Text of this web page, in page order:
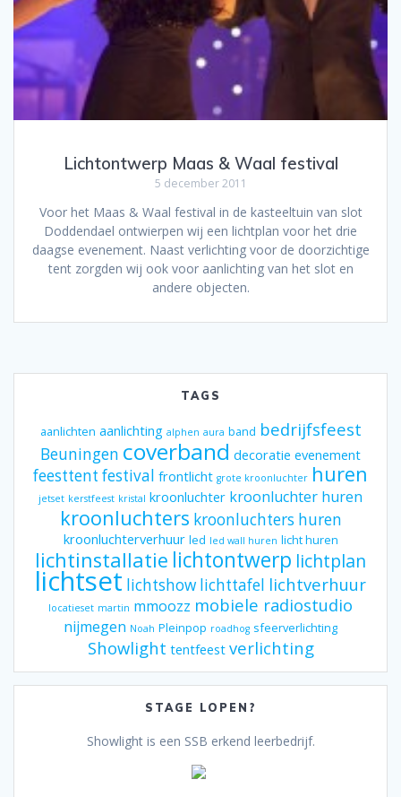
Lichtontwerp Maas & Waal festival
5 december 2011
Voor het Maas & Waal festival in de kasteeltuin van slot
Doddendael ontwierpen wij een lichtplan voor het drie
daagse evenement. Naast verlichting voor de doorzichtige
tent zorgden wij ook voor aanlichting van het slot en
andere objecten.
TAGS
aanlichten aanlichting alphen aura band bedrijfsfeest
Beuningen coverband decoratie evenement
feesttent festival frontlicht grote kroonluchter huren
jetset kerstfeest kristal kroonluchter kroonluchter huren
kroonluchters kroonluchters huren
kroonluchterverhuur led led wall huren licht huren
lichtinstallatie lichtontwerp lichtplan
lichtset lichtshow lichttafel lichtverhuur
locatieset martin mmoozz mobiele radiostudio
nijmegen Noah Pleinpop roadhog sfeerverlichting
Showlight tentfeest verlichting
STAGE LOPEN?
Showlight is een SSB erkend leerbedrijf.